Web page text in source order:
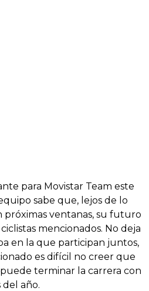
para Movistar Team este
sabe que, lejos de lo
ventanas, su futuro
mencionados. No deja
en la que participan juntos,
es difícil no creer que
terminar la carrera con
año.